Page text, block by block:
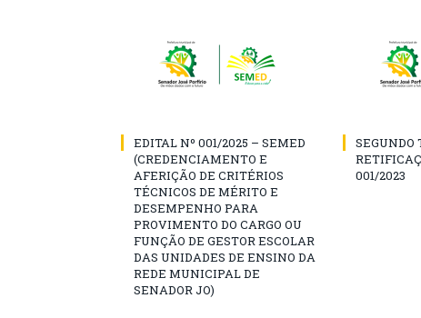
EDITAL Nº 001/2025 – SEMED
(CREDENCIAMENTO E
AFERIÇÃO DE CRITÉRIOS
TÉCNICOS DE MÉRITO E
DESEMPENHO PARA
PROVIMENTO DO CARGO OU
FUNÇÃO DE GESTOR ESCOLAR
DAS UNIDADES DE ENSINO DA
REDE MUNICIPAL DE
SENADOR JO)
SEGUNDO
001/2023